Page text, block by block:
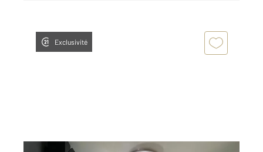
Exclusivité